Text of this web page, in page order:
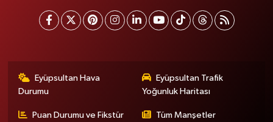
Eyüpsultan Hava
Durumu
Eyüpsultan Trafik
Yoğunluk Haritası
Puan Durumu ve Fikstür Tüm Manşetler